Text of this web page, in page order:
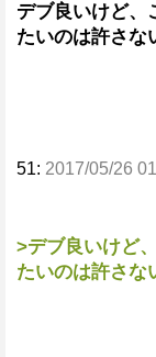
デブ良いけど、
たいのは許さな
51: 2017/05/26
>デブ良いけど
たいのは許さな